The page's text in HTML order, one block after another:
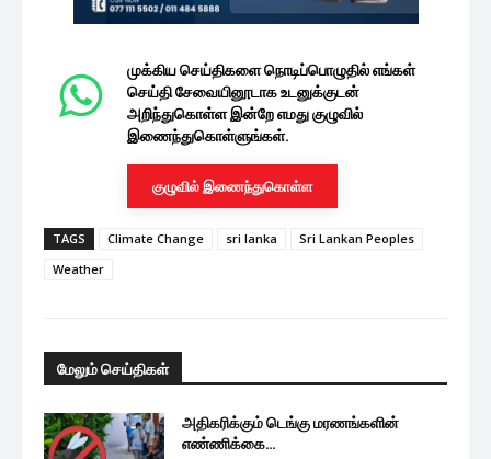
முக்கிய செய்திகளை நொடிப்பொழுதில் எங்கள்
செய்தி சேவையினூடாக உடனுக்குடன்
அறிந்துகொள்ள இன்றே எமது குழுவில்
இணைந்துகொள்ளுங்கள்.
குழுவில் இணைந்துகொள்ள
TAGS Climate Change sri lanka
Sri Lankan Peoples
Weather
மேலும் செய்திகள்
அதிகரிக்கும் டெங்கு மரணங்களின்
எண்ணிக்கை…